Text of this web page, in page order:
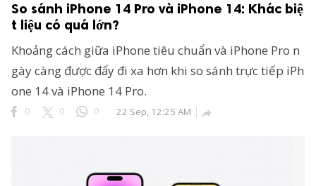
sánh giá
reserved.
So sánh iPhone 14 Pro và iPhone 14: Khác biệ
t liệu có quá lớn?
Khoảng cách giữa iPhone tiêu chuẩn và iPhone Pro n
gày càng được đẩy đi xa hơn khi so sánh trực tiếp iPh
one 14 và iPhone 14 Pro.
0 0 0 22 Sep, 12:25 AM 